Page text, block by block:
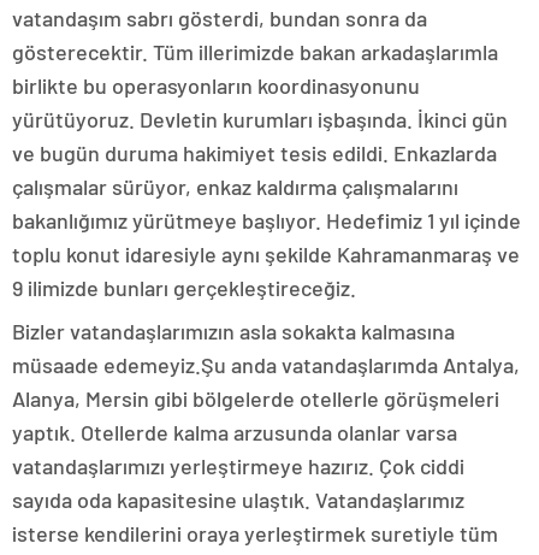
vatandaşım sabrı gösterdi, bundan sonra da
gösterecektir. Tüm illerimizde bakan arkadaşlarımla
birlikte bu operasyonların koordinasyonunu
yürütüyoruz. Devletin kurumları işbaşında. İkinci gün
ve bugün duruma hakimiyet tesis edildi. Enkazlarda
çalışmalar sürüyor, enkaz kaldırma çalışmalarını
bakanlığımız yürütmeye başlıyor. Hedefimiz 1 yıl içinde
toplu konut idaresiyle aynı şekilde Kahramanmaraş ve
9 ilimizde bunları gerçekleştireceğiz.
Bizler vatandaşlarımızın asla sokakta kalmasına
müsaade edemeyiz.Şu anda vatandaşlarımda Antalya,
Alanya, Mersin gibi bölgelerde otellerle görüşmeleri
yaptık. Otellerde kalma arzusunda olanlar varsa
vatandaşlarımızı yerleştirmeye hazırız. Çok ciddi
sayıda oda kapasitesine ulaştık. Vatandaşlarımız
isterse kendilerini oraya yerleştirmek suretiyle tüm